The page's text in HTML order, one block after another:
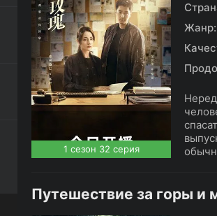
1 сезон 32 серия
Жанр:
Путешествие за горы и